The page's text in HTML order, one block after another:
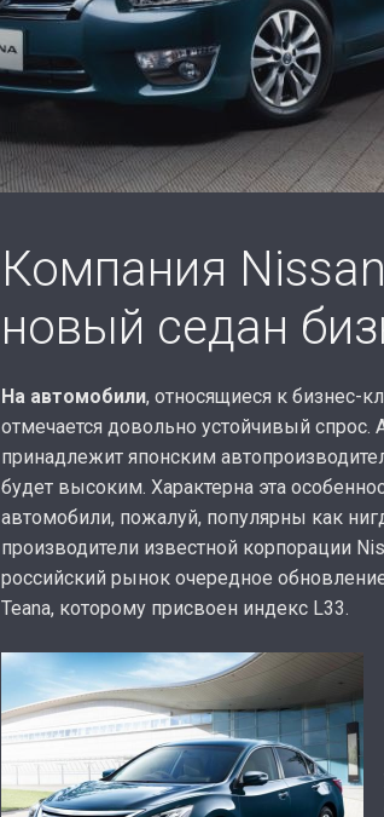
Компания
новый седан
На автомобили, относящиеся к бизнес-
отмечается довольно устойчивый
принадлежит японским
будет высоким. Характерна эта
автомобили, пожалуй, популярны как
производители известной корпорации
российский рынок очередное
Teana, которому присвоен индекс L33.